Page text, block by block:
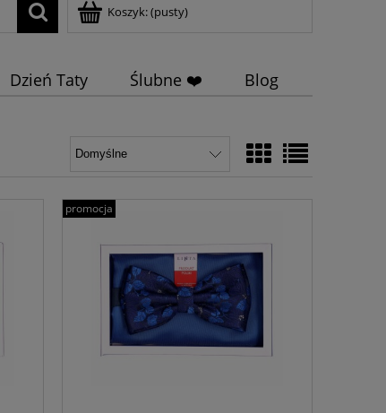
Koszyk:(pusty)
Dzień Taty Ślubne ❤️ Blog
promocja